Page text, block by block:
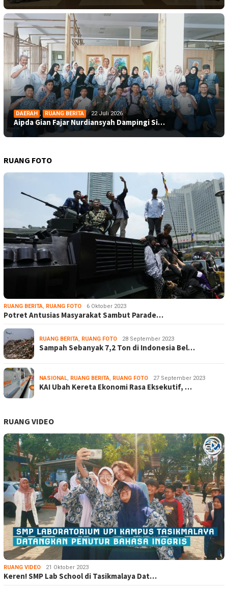
DAERAH , RUANG BERITA 22 Juli 2026
Aipda Gian Fajar Nurdiansyah Dampingi Si…
RUANG FOTO
RUANG BERITA, RUANG FOTO 6 Oktober 2023
Potret Antusias Masyarakat Sambut Parade…
RUANG BERITA, RUANG FOTO 28 September 2023
Sampah Sebanyak 7,2 Ton di Indonesia Bel…
NASIONAL, RUANG BERITA, RUANG FOTO 27 September 2023
KAI Ubah Kereta Ekonomi Rasa Eksekutif, …
RUANG VIDEO
RUANG VIDEO 21 Oktober 2023
Keren! SMP Lab School di Tasikmalaya Dat…